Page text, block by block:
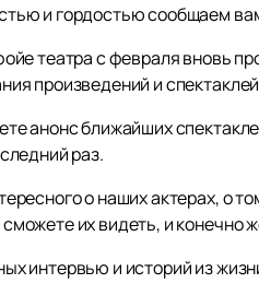
и гордостью сообщаем
театра с февраля вновь
произведений и
анонс ближайших
раз.
о наших актерах, о
их видеть, и конечно
интервью и историй из